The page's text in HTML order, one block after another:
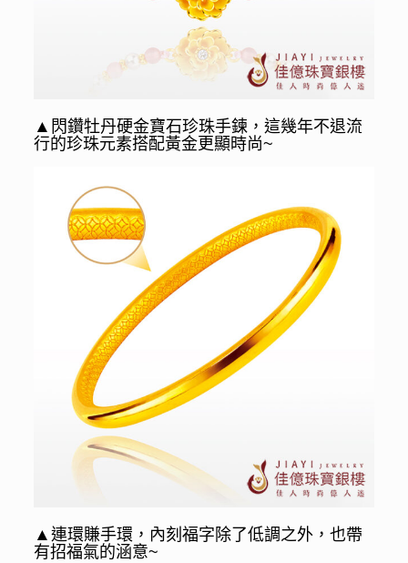
▲ 閃鑽牡丹硬金寶石珍珠手鍊，這幾年不退流
行的珍珠元素搭配黃金更顯時尚~
▲ 連環賺手環，內刻福字除了低調之外，也帶
有招福氣的涵意~